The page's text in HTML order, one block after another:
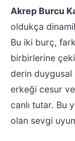
Akrep Burcu
oldukça
Bu iki burç,
birbirlerine
derin duygusal
erkeği cesur
canlı tutar. Bu
olan sevgi